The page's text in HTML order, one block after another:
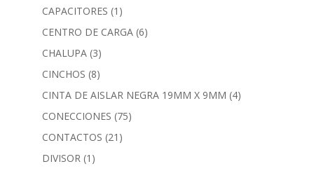
CAPACITORES (1)
CENTRO DE CARGA (6)
CHALUPA (3)
CINCHOS (8)
CINTA DE AISLAR NEGRA 19MM X 9MM (4)
CONECCIONES (75)
CONTACTOS (21)
DIVISOR (1)